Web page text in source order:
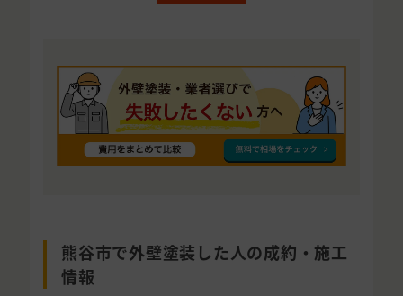
熊谷市で外壁塗装した人の成約・施工
情報